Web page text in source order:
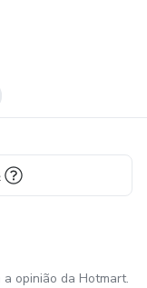
opinião da Hotmart.